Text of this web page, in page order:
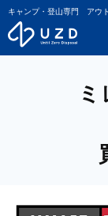
キャンプ・登山専門 アウ